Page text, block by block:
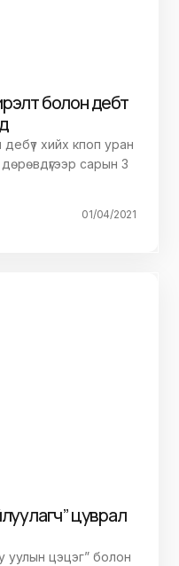
болон дебүт
хийх кпоп уран
сарын 3
01/04/2021
цуврал
уулын цэцэг” болон